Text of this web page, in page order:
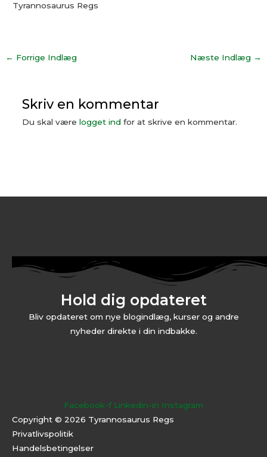
Tyrannosaurus Regs
← Forrige Indlæg Næste Indlæg →
Skriv en kommentar
Du skal være logget indfor at skrive en kommentar.
Hold dig opdateret
Bliv opdateret om nye blogindlæg, kurser og andre
nyheder direkte i din indbakke.
Facebook-f Linkedin-in Instagram
Copyright © 2026 Tyrannosaurus Regs
Privatlivspolitik
Handelsbetingelser